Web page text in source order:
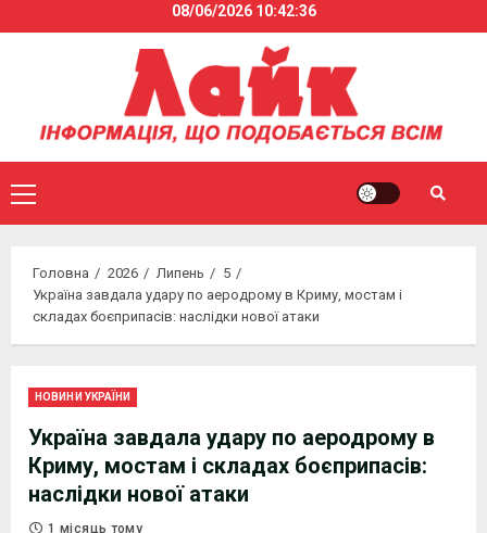
to
08/06/2026 10:42:36
Primary
Menu
Головна 2026 Липень
5
Україна завдала удару по аеродрому в Криму, мостам і
складах боєприпасів: наслідки нової атаки
НОВИНИ УКРАЇНИ
Україна завдала удару по аеродрому в
Криму, мостам і складах боєприпасів:
наслідки нової атаки
1 місяць тому